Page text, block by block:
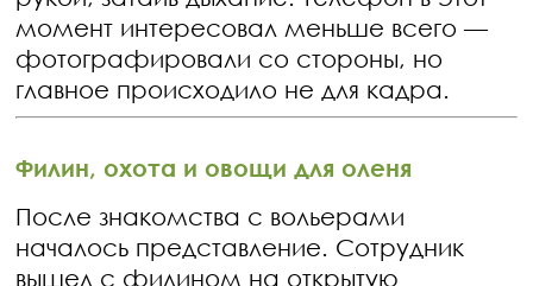
момент интересовал меньше всего —
фотографировали со стороны, но
главное происходило не для кадра.
Филин, охота и овощи для оленя
После знакомства с вольерами
началось представление. Сотрудник
вышел с филином на открытую